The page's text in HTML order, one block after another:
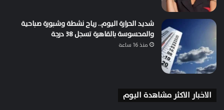
شديد الحرارة اليوم.. رياح نشطة وشبورة صباحية
والمحسوسة بالقاهرة تسجل 38 درجة
منذ 16 ساعة
الاخبار الاكثر مشاهدة اليوم